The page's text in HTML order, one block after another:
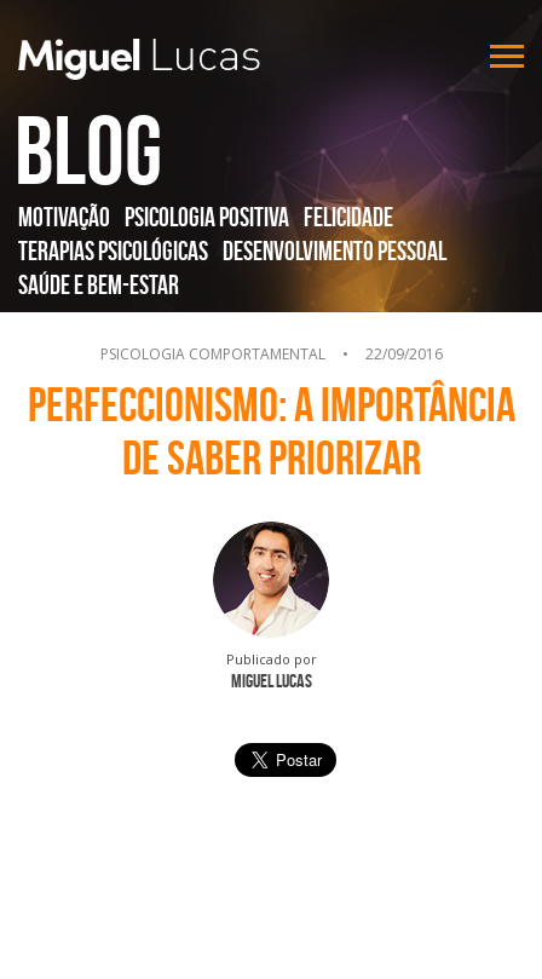
Blog
Motivação Psicologia Positiva Felicidade
Terapias Psicológicas Desenvolvimento Pessoal
Saúde e Bem-Estar
PSICOLOGIA COMPORTAMENTAL • 22/09/2016
Perfeccionismo: A importância
de saber priorizar
Publicado por
Miguel Lucas